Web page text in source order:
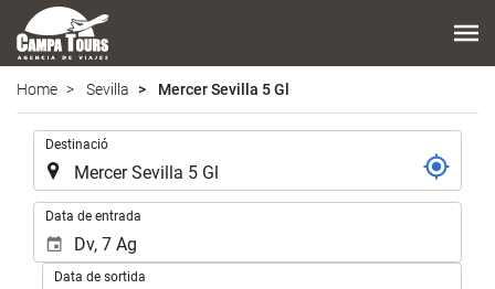
Home Sevilla Mercer Sevilla 5 Gl
Destinació
Data de entrada
Data de sortida